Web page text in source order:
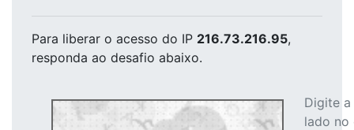
Para liberar o acesso do IP 216.73.216.95,
responda ao desafio abaixo.
Digite
lado no